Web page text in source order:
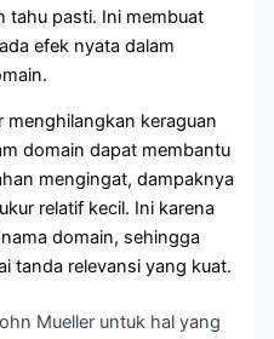
tahu pasti. Ini membuat
efek nyata dalam
menghilangkan keraguan
domain dapat membantu
mengingat, dampaknya
relatif kecil. Ini karena
domain, sehingga
tanda relevansi yang kuat.
Mueller untuk hal yang